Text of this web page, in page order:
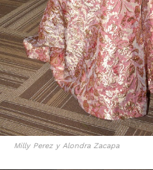
Milly Perez y Alondra Zacapa